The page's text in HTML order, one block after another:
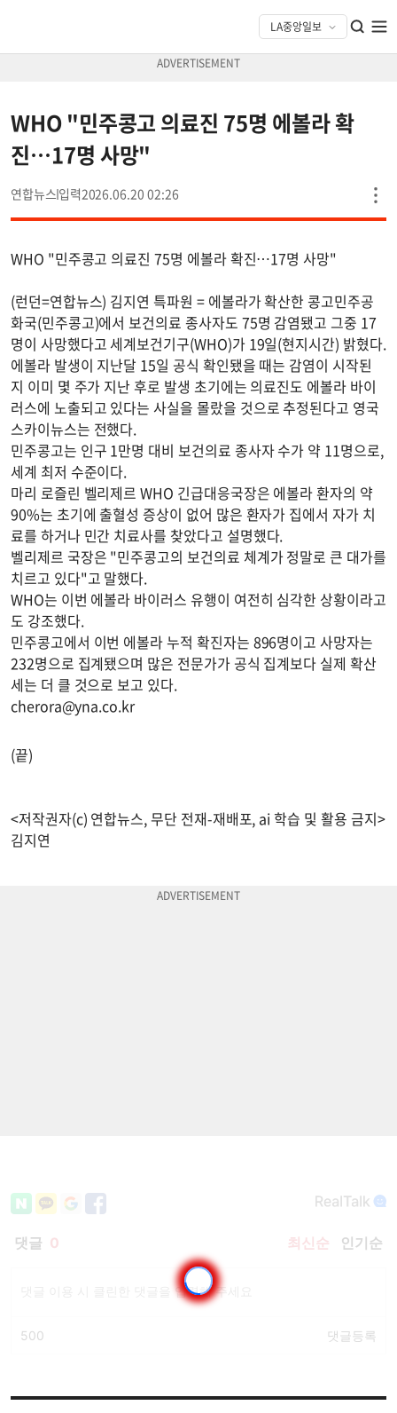
WHO "민주콩고 의료진 75명 에볼라 확
진…17명 사망"
연합뉴스 2026.06.20 02:26
WHO "민주콩고 의료진 75명 에볼라 확진…17명 사망"
(런던=연합뉴스) 김지연 특파원 = 에볼라가 확산한 콩고민주공
화국(민주콩고)에서 보건의료 종사자도 75명 감염됐고 그중 17
명이 사망했다고 세계보건기구(WHO)가 19일(현지시간) 밝혔다.
에볼라 발생이 지난달 15일 공식 확인됐을 때는 감염이 시작된
지 이미 몇 주가 지난 후로 발생 초기에는 의료진도 에볼라 바이
러스에 노출되고 있다는 사실을 몰랐을 것으로 추정된다고 영국
스카이뉴스는 전했다.
민주콩고는 인구 1만명 대비 보건의료 종사자 수가 약 11명으로,
세계 최저 수준이다.
마리 로즐린 벨리제르 WHO 긴급대응국장은 에볼라 환자의 약
90%는 초기에 출혈성 증상이 없어 많은 환자가 집에서 자가 치
료를 하거나 민간 치료사를 찾았다고 설명했다.
벨리제르 국장은 "민주콩고의 보건의료 체계가 정말로 큰 대가를
치르고 있다"고 말했다.
WHO는 이번 에볼라 바이러스 유행이 여전히 심각한 상황이라고
도 강조했다.
민주콩고에서 이번 에볼라 누적 확진자는 896명이고 사망자는
232명으로 집계됐으며 많은 전문가가 공식 집계보다 실제 확산
세는 더 클 것으로 보고 있다.
cherora@yna.co.kr
(끝)
<저작권자(c) 연합뉴스, 무단 전재-재배포, ai 학습 및 활용 금지>
김지연